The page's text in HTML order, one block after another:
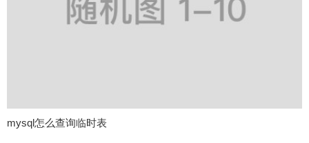
mysql怎么查询临时表